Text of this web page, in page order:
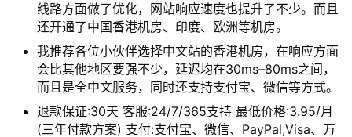
线路方面做了优化，网站响应速度也提升了不少。而且
还开通了中国香港机房、印度、欧洲等机房。
我推荐各位小伙伴选择中文站的香港机房，在响应方面
会比其他地区要强不少，延迟均在30ms–80ms之间，
而且是全中文服务，同时还支持支付宝、微信等方式。
退款保证:30天 客服:24/7/365支持 最低价格:3.95/月
(三年付款方案) 支付:支付宝、微信、PayPal,Visa、万